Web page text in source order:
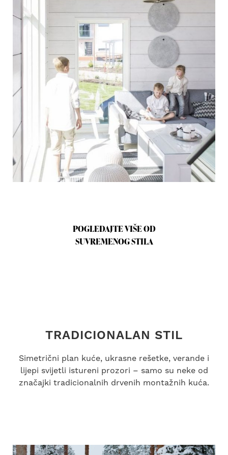
POGLEDAJTE VIŠE OD
SUVREMENOG STILA
TRADICIONALAN STIL
Simetrični plan kuće, ukrasne rešetke, verande i
lijepi svijetli istureni prozori – samo su neke od
značajki tradicionalnih drvenih montažnih kuća.